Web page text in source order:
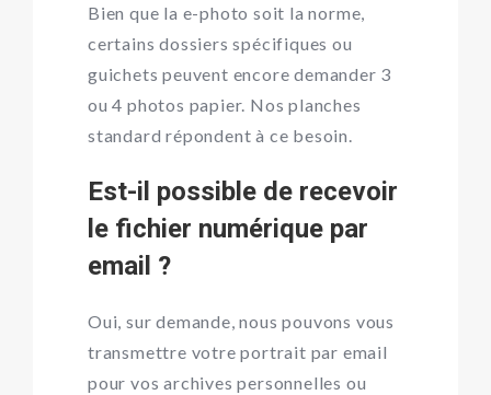
Bien que la e-photo soit la norme,
certains dossiers spécifiques ou
guichets peuvent encore demander 3
ou 4 photos papier. Nos planches
standard répondent à ce besoin.
Est-il possible de recevoir
le fichier numérique par
email ?
Oui, sur demande, nous pouvons vous
transmettre votre portrait par email
pour vos archives personnelles ou